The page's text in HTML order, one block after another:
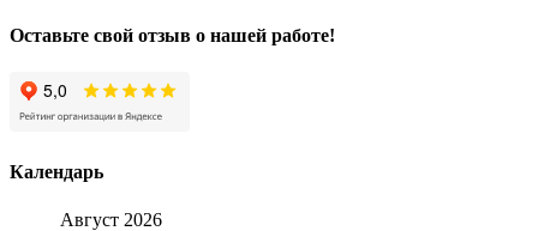
Оставьте свой отзыв о нашей работе!
Календарь
Август 2026